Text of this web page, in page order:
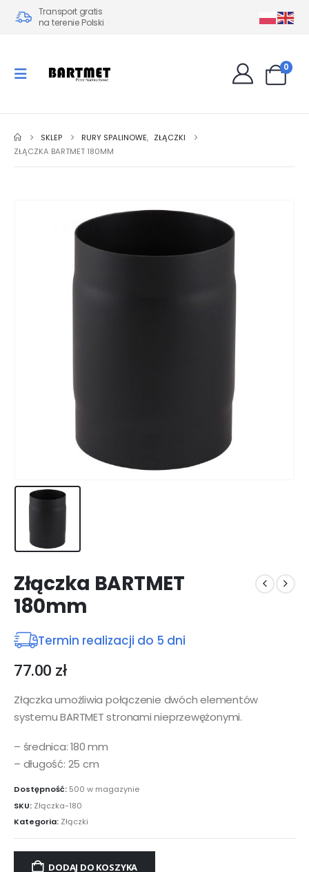
Transport gratis
na terenie Polski
0
SKLEP RURY SPALINOWE, ZŁĄCZKI
ZŁĄCZKA BARTMET 180MM
Złączka BARTMET
180mm
Termin realizacji do 5 dni
77.00 zł
Złączka umożliwia połączenie dwóch elementów
systemu BARTMET stronami nieprzewężonymi.
– średnica: 180 mm
– długość: 25 cm
Dostępność: 500 w magazynie
SKU: Złączka-180
Kategoria: Złączki
DODAJ DO KOSZYKA